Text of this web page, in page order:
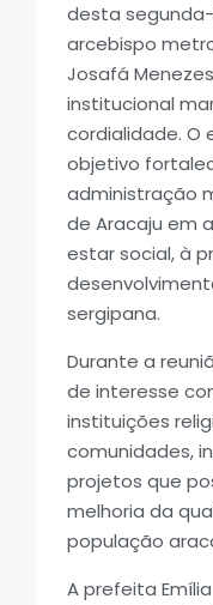
desta
arcebispo
Josafá
institucional
cordialidade. O
objetivo
administração
de Aracaju em
estar social, à
sergipana.
Durante a
de interesse
instituições
comunidades,
projetos que
melhoria da
população
A prefeita